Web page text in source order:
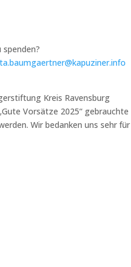
Kreis Ravensburg
Vorsätze 2025“ gebrauchte
Wir bedanken uns sehr für